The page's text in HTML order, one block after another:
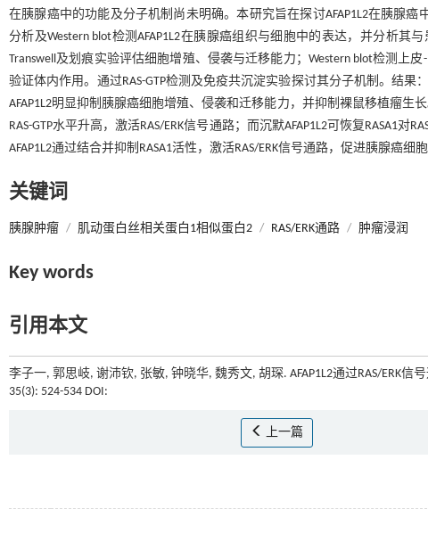
在胰腺癌中的功能及分子机制尚未明确。本研究旨在探讨AFAP1L2在胰腺
分析及Western blot检测AFAP1L2在胰腺癌组织与细胞中的表达，并分析其与
Transwell及划痕实验评估细胞增殖、侵袭与迁移能力；Western blot检测上
验证体内作用。通过RAS-GTP检测及免疫共沉淀实验探讨其分子机制。结
AFAP1L2明显抑制胰腺癌细胞增殖、侵袭和迁移能力，并抑制裸鼠移植瘤生
RAS-GTP水平升高，激活RAS/ERK信号通路；而沉默AFAP1L2可恢复RASA1
AFAP1L2通过结合并抑制RASA1活性，激活RAS/ERK信号通路，促进胰腺癌
关键词
胰腺肿瘤 / 肌动蛋白丝相关蛋白1相似蛋白2 / RAS/ERK通路 / 肿瘤浸润
Key words
引用本文
李子一, 郭思岐, 谢沛钦, 张敏, 钟晓华, 魏秀文, 胡琛. AFAP1L2通过RAS/ERK
35(3): 524-534 DOI:
上一篇